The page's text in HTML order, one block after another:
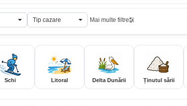
Tip cazare Mai multe filtre
Schi Litoral Delta Dunării Ținutul sării